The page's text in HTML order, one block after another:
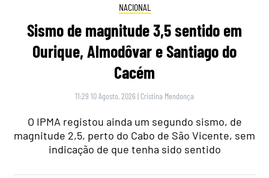
NACIONAL
Sismo de magnitude 3,5 sentido em
Ourique, Almodôvar e Santiago do
Cacém
11:29 10 Agosto, 2026 | Cristina Mendonça
O IPMA registou ainda um segundo sismo, de
magnitude 2,5, perto do Cabo de São Vicente, sem
indicação de que tenha sido sentido